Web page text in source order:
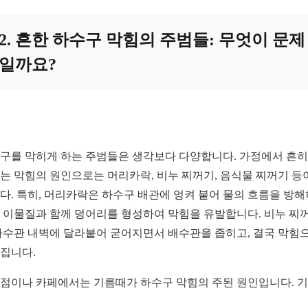
흔한 하수구 막힘의 주범들: 무엇이 문제
까요?
를 막히게 하는 주범들은 생각보다 다양합니다. 가정에서 흔
막힘의 원인으로는 머리카락, 비누 찌꺼기, 음식물 찌꺼기 등
. 특히, 머리카락은 하수구 배관에 엉켜 붙어 물의 흐름을 방해
이물질과 함께 덩어리를 형성하여 막힘을 유발합니다. 비누 찌
수관 내벽에 달라붙어 굳어지면서 배수관을 좁히고, 결국 막힘
니다.
이나 카페에서는 기름때가 하수구 막힘의 주된 원인입니다.